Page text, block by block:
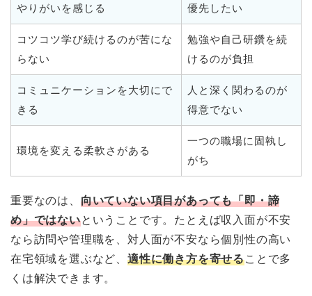
やりがいを感じる
優先したい
コツコツ学び続けるのが苦にな
らない
勉強や自己研鑽を続
けるのが負担
コミュニケーションを大切にで
きる
人と深く関わるのが
得意でない
環境を変える柔軟さがある
一つの職場に固執し
がち
重要なのは、 向いていない項目があっても「即・諦
め」ではないということです。たとえば収入面が不安
なら訪問や管理職を、対人面が不安なら個別性の高い
在宅領域を選ぶなど、 適性に働き方を寄せることで多
くは解決できます。